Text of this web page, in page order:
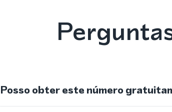
Posso obter este número